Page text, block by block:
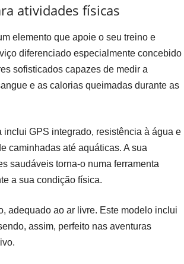
atividades físicas
elemento que apoie o seu treino e
diferenciado especialmente concebido
sofisticados capazes de medir a
e as calorias queimadas durante as
GPS integrado, resistência à água e
caminhadas até aquáticas. A sua
saudáveis torna-o numa ferramenta
a sua condição física.
adequado ao ar livre. Este modelo inclui
assim, perfeito nas aventuras